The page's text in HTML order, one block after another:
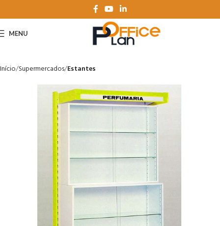
MENU
Início Supermercados Estantes